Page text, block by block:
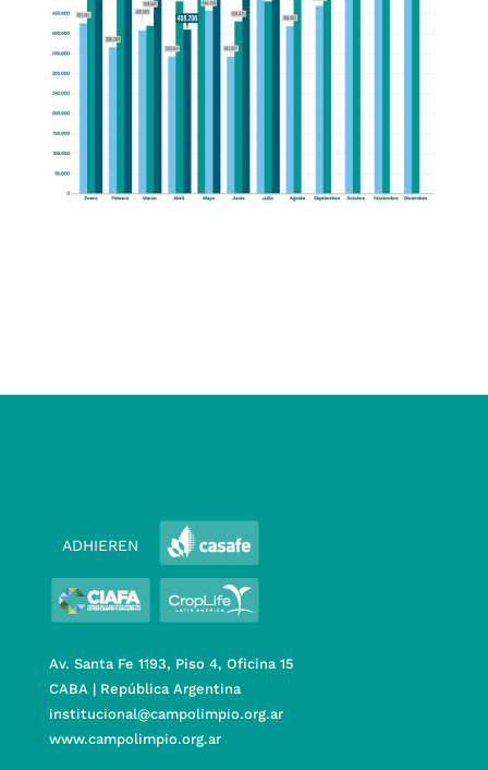
ADHIEREN
Av. Santa Fe 1193, Piso 4, Oficina 15
CABA | República Argentina
institucional@campolimpio.org.ar
www.campolimpio.org.ar